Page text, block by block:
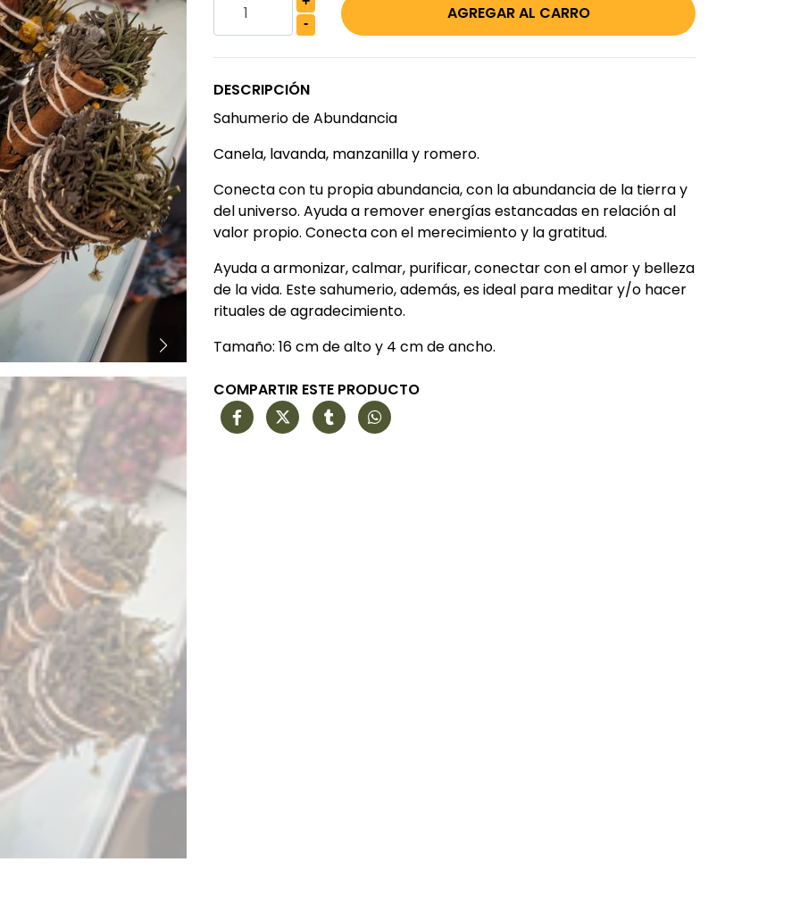
-
DESCRIPCIÓN
Sahumerio de Abundancia
Canela, lavanda, manzanilla y romero.
Conecta con tu propia abundancia, con la abundancia de la tierra y
del universo. Ayuda a remover energías estancadas en relación al
valor propio. Conecta con el merecimiento y la gratitud.
Ayuda a armonizar, calmar, purificar, conectar con el amor y belleza
de la vida. Este sahumerio, además, es ideal para meditar y/o hacer
rituales de agradecimiento.
Tamaño: 16 cm de alto y 4 cm de ancho.
COMPARTIR ESTE PRODUCTO